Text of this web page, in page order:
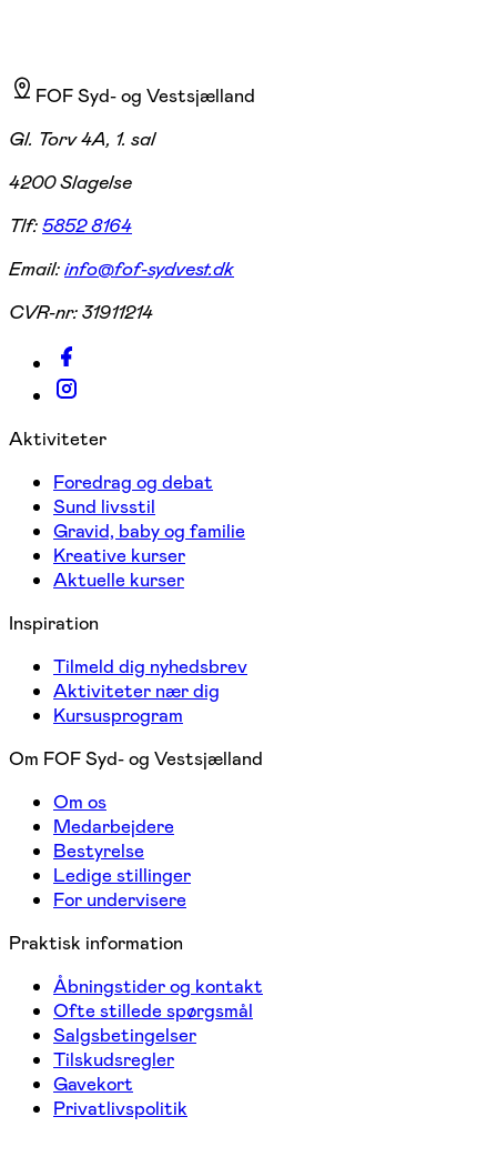
FOF Syd- og Vestsjælland
Gl. Torv 4A, 1. sal
4200 Slagelse
Tlf:5852 8164
Email:info@fof-sydvest.dk
CVR-nr:31911214
Aktiviteter
Foredrag og debat
Sund livsstil
Gravid, baby og familie
Kreative kurser
Aktuelle kurser
Inspiration
Tilmeld dig nyhedsbrev
Aktiviteter nær dig
Kursusprogram
Om FOF Syd- og Vestsjælland
Om os
Medarbejdere
Bestyrelse
Ledige stillinger
For undervisere
Praktisk information
Åbningstider og kontakt
Ofte stillede spørgsmål
Salgsbetingelser
Tilskudsregler
Gavekort
Privatlivspolitik